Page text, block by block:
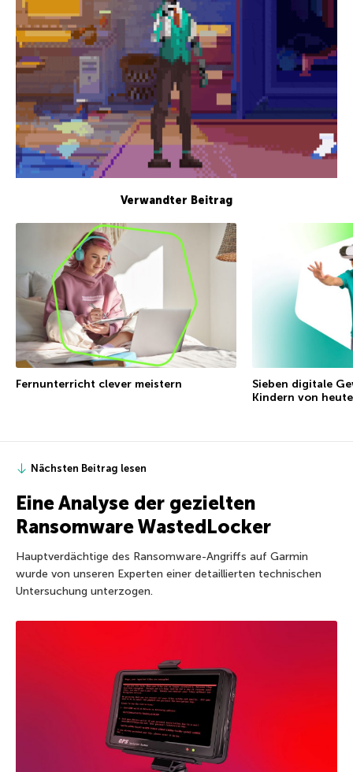
Verwandter Beitrag
Fernunterricht clever meistern
Sieben digitale
Kindern von heute
Nächsten Beitrag lesen
Eine Analyse der gezielten
Ransomware WastedLocker
Hauptverdächtige des Ransomware-Angriffs auf Garmin
wurde von unseren Experten einer detaillierten technischen
Untersuchung unterzogen.